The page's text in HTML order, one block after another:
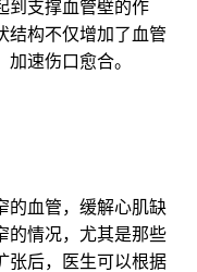
到支撑血管壁的作
结构不仅增加了血管
速伤口愈合。
的血管，缓解心肌缺
的情况，尤其是那些
张后，医生可以根据